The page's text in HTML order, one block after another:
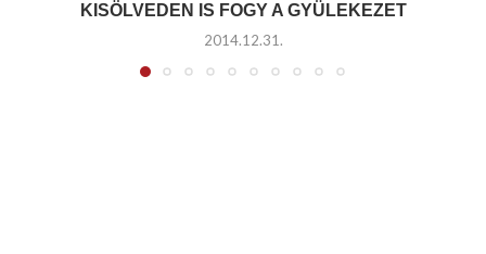
KISÖLVEDEN IS FOGY A GYÜLEKEZET
2014.12.31.